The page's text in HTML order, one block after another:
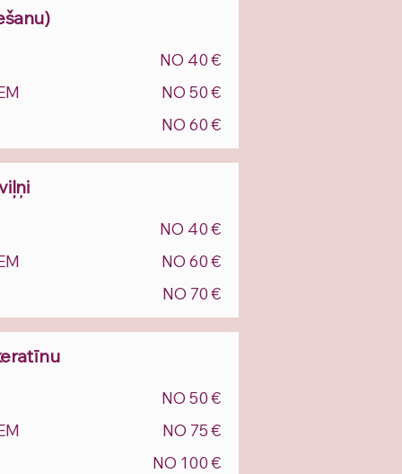
NO 40 €
NO 50 €
NO 60 €
NO 40 €
NO 60 €
NO 70 €
NO 50 €
NO 75 €
NO 100 €